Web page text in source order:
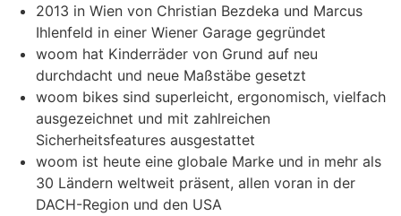
2013 in Wien von Christian Bezdeka und Marcus
Ihlenfeld in einer Wiener Garage gegründet
woom hat Kinderräder von Grund auf neu
durchdacht und neue Maßstäbe gesetzt
woom bikes sind superleicht, ergonomisch, vielfach
ausgezeichnet und mit zahlreichen
Sicherheitsfeatures ausgestattet
woom ist heute eine globale Marke und in mehr als
30 Ländern weltweit präsent, allen voran in der
DACH-Region und den USA